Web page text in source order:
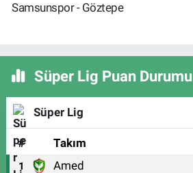
Samsunspor - Göztepe
Süper Lig Puan Durumu
Süper Lig
# Takım
1 Amed